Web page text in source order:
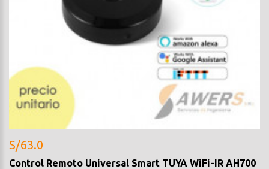
S/63.0
Control Remoto Universal Smart TUYA WiFi-IR AH700